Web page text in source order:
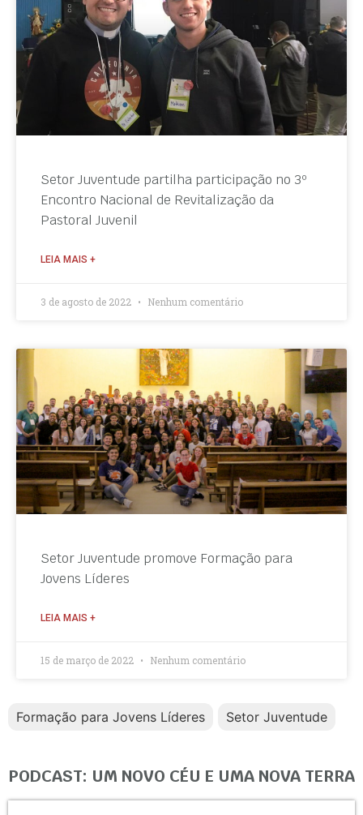
Setor Juventude partilha participação no 3º
Encontro Nacional de Revitalização da
Pastoral Juvenil
LEIA MAIS +
3 de agosto de 2022 Nenhum comentário
Setor Juventude promove Formação para
Jovens Líderes
LEIA MAIS +
15 de março de 2022 Nenhum comentário
Formação para Jovens Líderes Setor Juventude
PODCAST: UM NOVO CÉU E UMA NOVA TERRA